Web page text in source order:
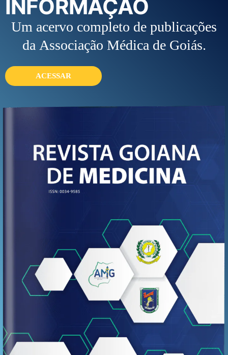
INFORMAÇÃO
Um acervo completo de publicações
da Associação Médica de Goiás.
ACESSAR